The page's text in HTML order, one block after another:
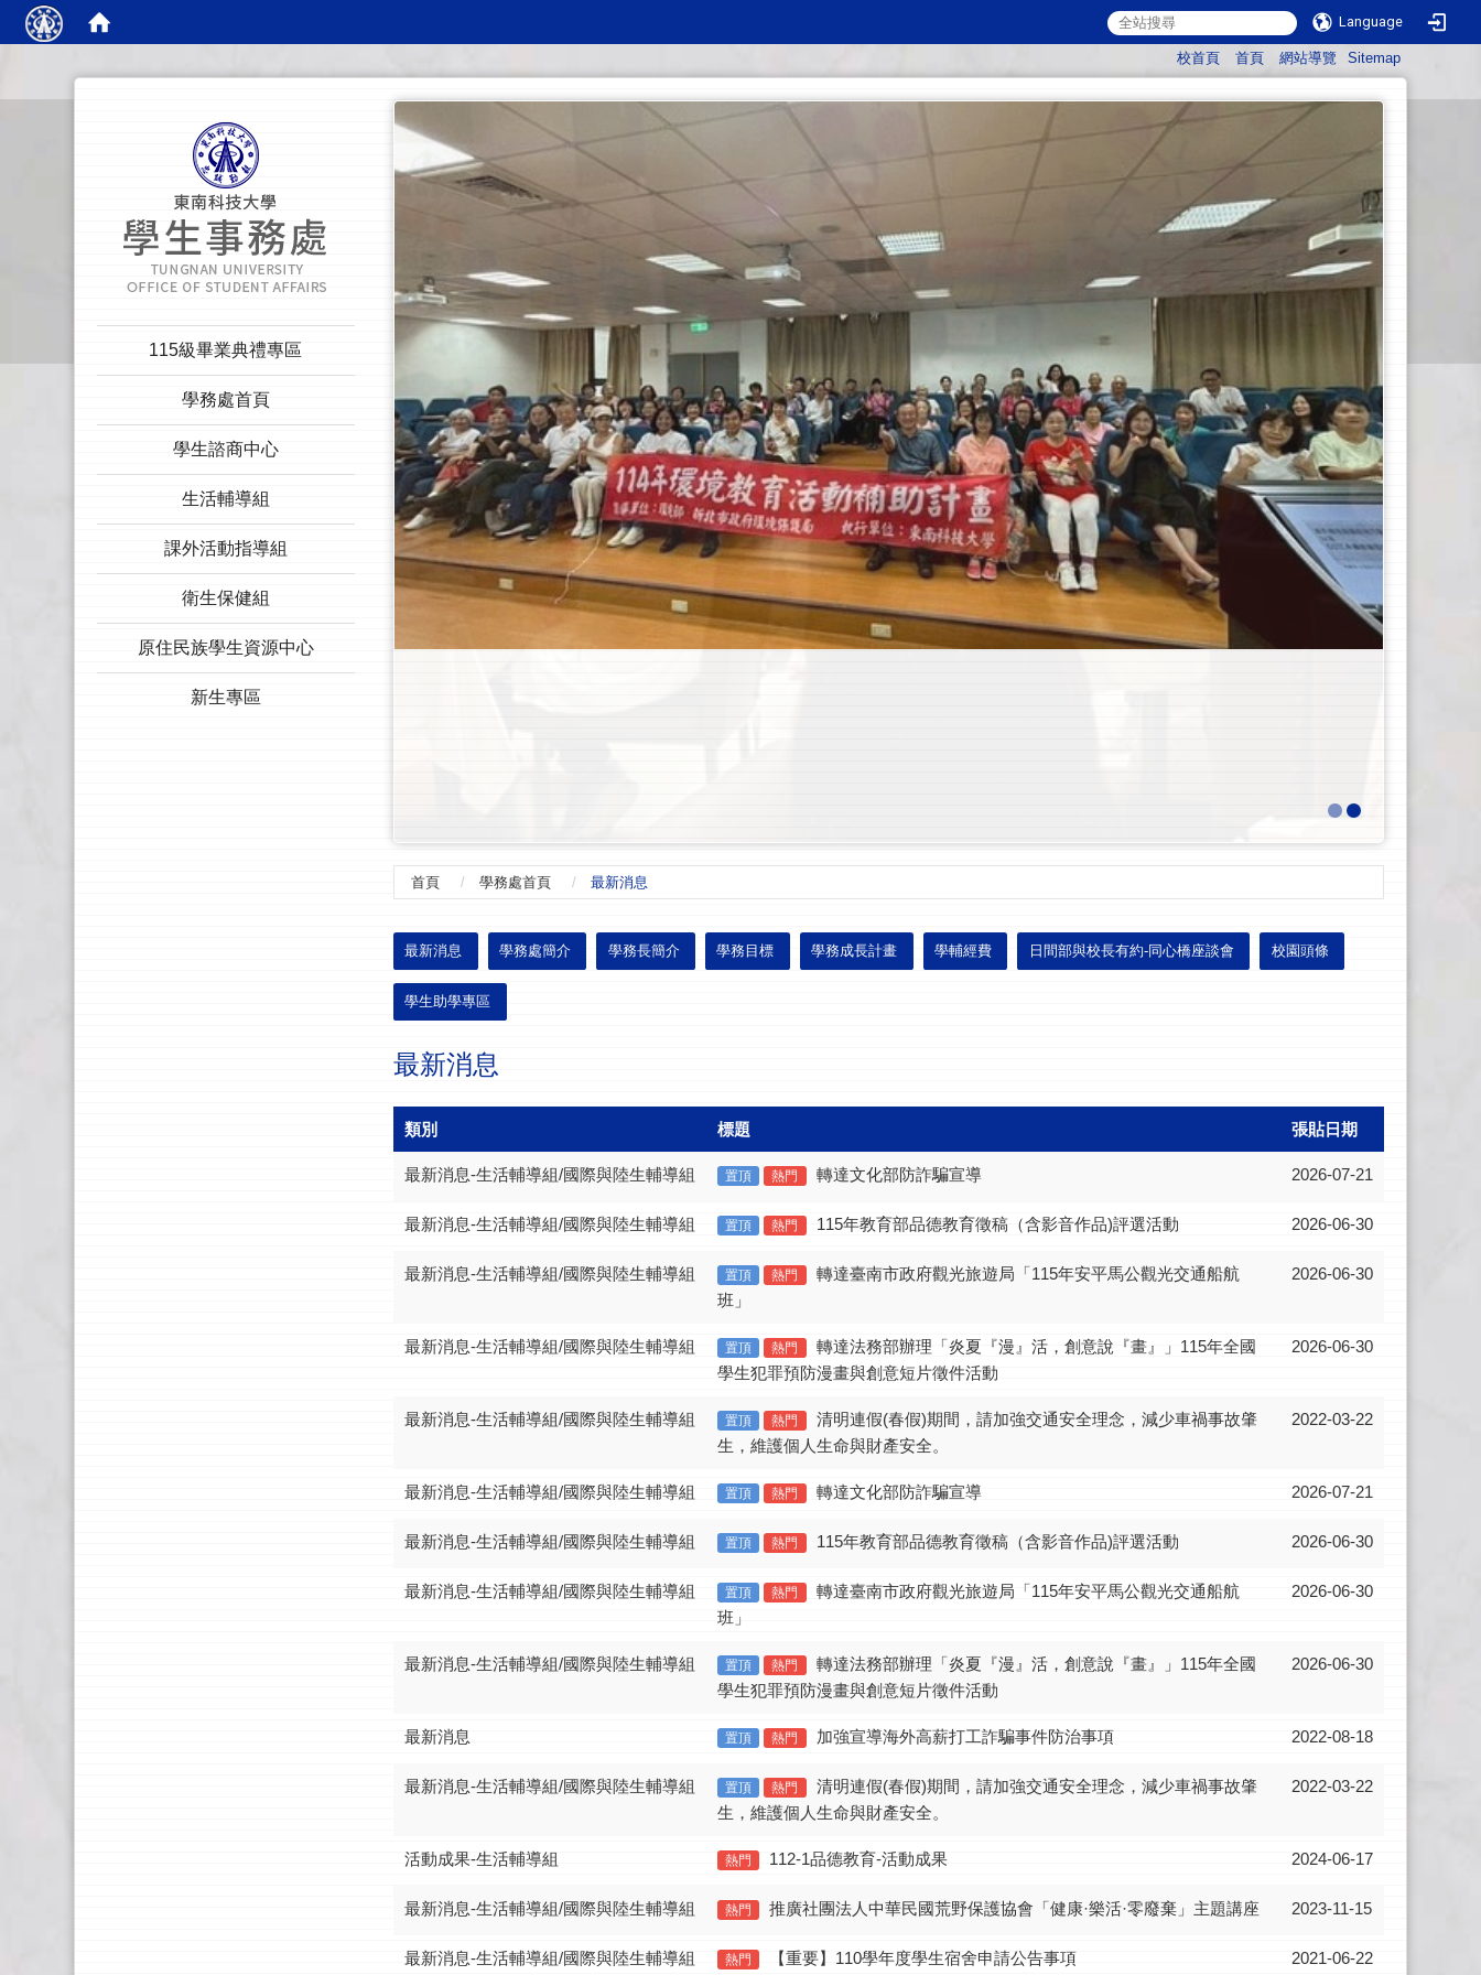
Language
校首頁 首頁 網站導覽 Sitemap
115級畢業典禮專區
學務處首頁
學生諮商中心
生活輔導組
課外活動指導組
衛生保健組
原住民族學生資源中心
新生專區
首頁 學務處首頁 最新消息
最新消息 學務處簡介 學務長簡介 學務目標 學務成長計畫 學輔經費 日間部與校長有約-同心橋座談會 校園頭條
學生助學專區
最新消息
類別 標題 張貼日期
最新消息-生活輔導組/國際與陸生輔導組 置頂 熱門 轉達文化部防詐騙宣導 2026-07-21
最新消息-生活輔導組/國際與陸生輔導組 置頂 熱門 115年教育部品德教育徵稿（含影音作品)評選活動 2026-06-30
最新消息-生活輔導組/國際與陸生輔導組 置頂 熱門
轉達臺南市政府觀光旅遊局「115年安平馬公觀光交通船航
班」
2026-06-30
最新消息-生活輔導組/國際與陸生輔導組 置頂 熱門
轉達法務部辦理「炎夏『漫』活，創意說『畫』」115年全國
學生犯罪預防漫畫與創意短片徵件活動
2026-06-30
最新消息-生活輔導組/國際與陸生輔導組 置頂 熱門
清明連假(春假)期間，請加強交通安全理念，減少車禍事故肇
生，維護個人生命與財產安全。
2022-03-22
最新消息-生活輔導組/國際與陸生輔導組 置頂 熱門 轉達文化部防詐騙宣導 2026-07-21
最新消息-生活輔導組/國際與陸生輔導組 置頂 熱門 115年教育部品德教育徵稿（含影音作品)評選活動 2026-06-30
最新消息-生活輔導組/國際與陸生輔導組 置頂 熱門
轉達臺南市政府觀光旅遊局「115年安平馬公觀光交通船航
班」
2026-06-30
最新消息-生活輔導組/國際與陸生輔導組 置頂 熱門
轉達法務部辦理「炎夏『漫』活，創意說『畫』」115年全國
學生犯罪預防漫畫與創意短片徵件活動
2026-06-30
最新消息 置頂 熱門 加強宣導海外高薪打工詐騙事件防治事項 2022-08-18
最新消息-生活輔導組/國際與陸生輔導組 置頂 熱門
清明連假(春假)期間，請加強交通安全理念，減少車禍事故肇
生，維護個人生命與財產安全。
2022-03-22
活動成果-生活輔導組 熱門 112-1品德教育-活動成果 2024-06-17
最新消息-生活輔導組/國際與陸生輔導組 熱門 推廣社團法人中華民國荒野保護協會「健康·樂活·零廢棄」主題講座 2023-11-15
最新消息-生活輔導組/國際與陸生輔導組 熱門 【重要】110學年度學生宿舍申請公告事項 2021-06-22